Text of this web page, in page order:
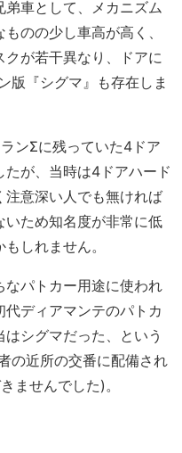
車として、メカニズム
のの少し車高が高く、
が若干異なり、ドアに
版『シグマ』も存在しま
ンΣに残っていた4ドア
が、当時は4ドアハード
注意深い人でも無ければ
いため知名度が非常に低
しれません。
なパトカー用途に使われ
ディアマンテのパトカ
シグマだった、という
の近所の交番に配備され
ませんでした)。